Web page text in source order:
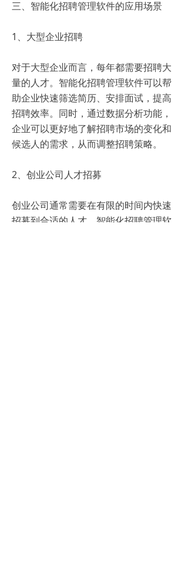
三、智能化招聘管理软件的应用场景
1、大型企业招聘
对于大型企业而言，每年都需要招聘大
量的人才。智能化招聘管理软件可以帮
助企业快速筛选简历、安排面试，提高
招聘效率。同时，通过数据分析功能，
企业可以更好地了解招聘市场的变化和
候选人的需求，从而调整招聘策略。
2、创业公司人才招募
创业公司通常需要在有限的时间内快速
招募到合适的人才。智能化招聘管理软